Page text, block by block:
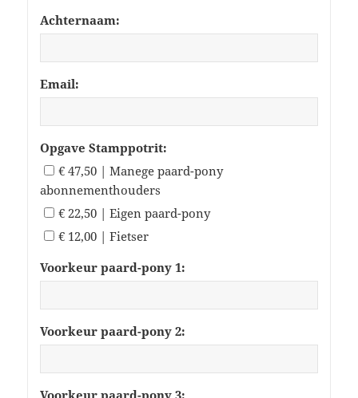
Achternaam:
Email:
Opgave Stamppotrit:
€ 47,50 | Manege paard-pony
abonnementhouders
€ 22,50 | Eigen paard-pony
€ 12,00 | Fietser
Voorkeur paard-pony 1:
Voorkeur paard-pony 2:
Voorkeur paard-pony 3: